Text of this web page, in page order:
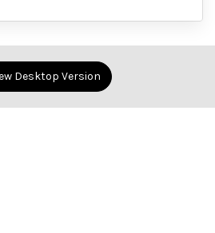
Desktop Version